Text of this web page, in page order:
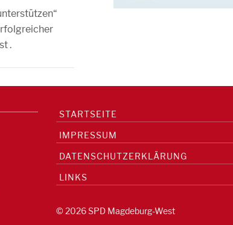
.
STARTSEITE
IMPRESSUM
DATENSCHUTZERKLÄRUNG
LINKS
© 2026 SPD Magdeburg-West